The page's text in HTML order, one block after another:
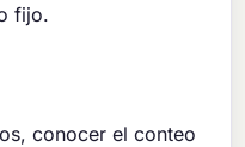
fijo.
conocer el conteo